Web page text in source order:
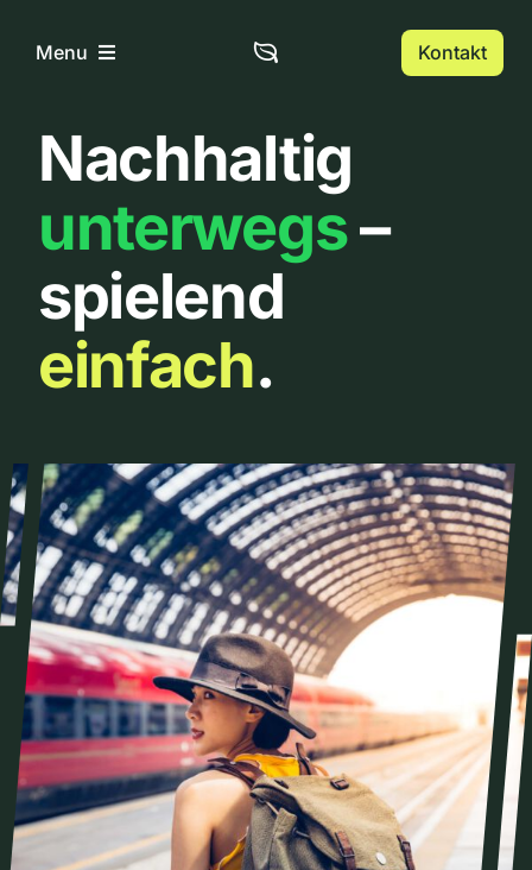
InhaltMenu
Home
Über uns
Urbanlist
Kontakt
Nachhaltig
unterwegs–
spielend
einfach.